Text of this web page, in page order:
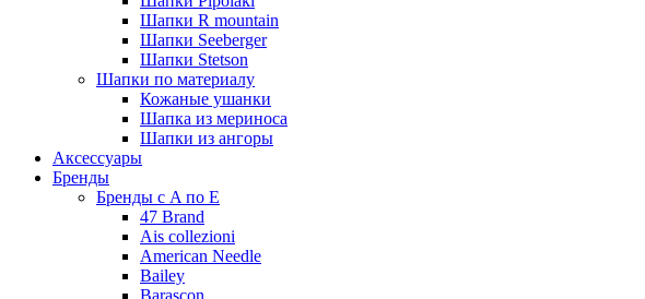
Шапки R mountain
Шапки Seeberger
Шапки Stetson
Шапки по материалу
Кожаные ушанки
Шапка из мериноса
Шапки из ангоры
Аксессуары
Бренды
Бренды с A по E
47 Brand
Ais collezioni
American Needle
Bailey
Barascon